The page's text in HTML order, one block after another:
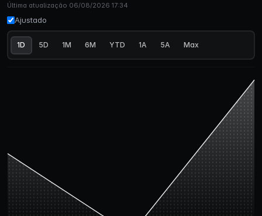
Última atualização 06/08/2026 17:34
Ajustado
1D 5D 1M 6M YTD 1A 5A Max